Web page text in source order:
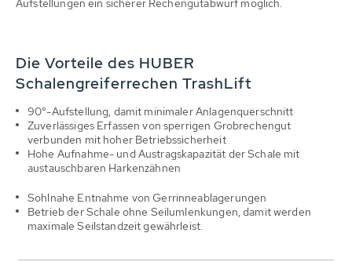
Aufstellungen ein sicherer Rechengutabwurf möglich.
Die Vorteile des HUBER
Schalengreiferrechen TrashLift
90°-Aufstellung, damit minimaler Anlagenquerschnitt
Zuverlässiges Erfassen von sperrigen Grobrechengut
verbunden mit hoher Betriebssicherheit
Hohe Aufnahme- und Austragskapazität der Schale mit
austauschbaren Harkenzähnen
Sohlnahe Entnahme von Gerrinneablagerungen
Betrieb der Schale ohne Seilumlenkungen, damit werden
maximale Seilstandzeit gewährleist.